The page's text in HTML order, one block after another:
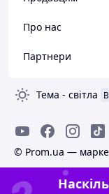
Про нас
Партнери
Тема - світла
© Prom.ua —